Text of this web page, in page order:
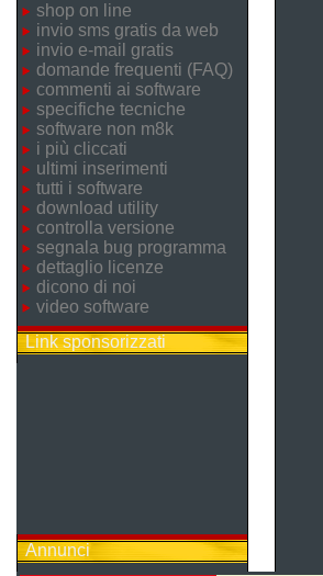
shop on line
invio sms gratis da web
invio e-mail gratis
domande frequenti (FAQ)
commenti ai software
specifiche tecniche
software non m8k
i più cliccati
ultimi inserimenti
tutti i software
download utility
controlla versione
segnala bug programma
dettaglio licenze
dicono di noi
video software
Link sponsorizzati
Annunci